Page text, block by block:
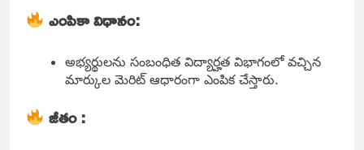
ఎంపికా విధానం:
అభ్యర్థులను సంబంధిత విద్యార్హత విభాగంలో వచ్చిన
మార్కుల మెరిట్ ఆధారంగా ఎంపిక చేస్తారు.
జీతం :